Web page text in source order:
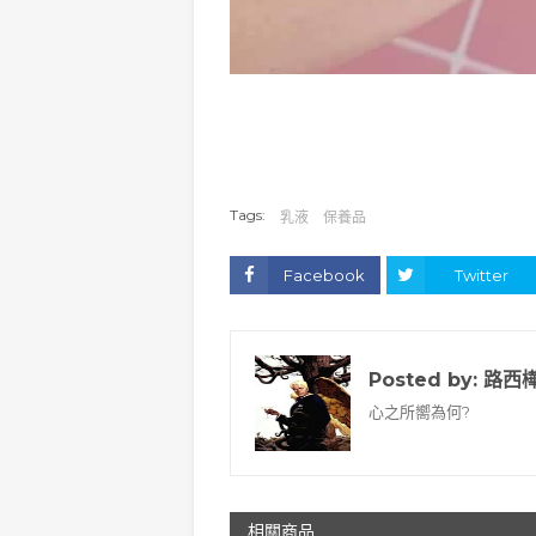
Tags: 乳液 保養品
Facebook Twitter
Posted by: 路西
心之所嚮為何?
相關商品